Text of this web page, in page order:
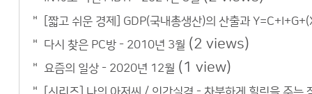
[짧고 쉬운 경제] GDP(국내총생산)의 산출과
다시 찾은 PC방 - 2010년 3월 (2 views)
요즘의 일상 - 2020년 12월 (1 view)